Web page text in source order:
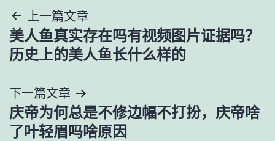
文
章
航
上一篇文章
美人鱼真实存在吗有视频图片证据吗？
历史上的美人鱼长什么样的
下一篇文章
庆帝为何总是不修边幅不打扮，庆帝啥
了叶轻眉吗啥原因